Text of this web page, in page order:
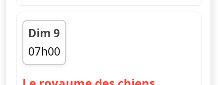
Dim 9
07h00
fin 07h45